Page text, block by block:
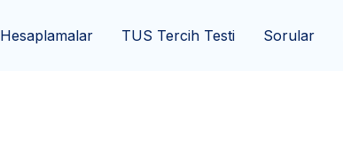
Hesaplamalar TUS Tercih Testi Sorular